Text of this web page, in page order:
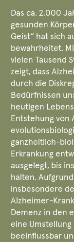
Das ca. 2.000
gesunden
Geist“ hat sich
bewahrheitet.
vielen Tausend
zeigt, dass
durch die
Bedürfnissen
heutigen
Entstehung von
ganzheitlich-
Erkrankung
ausgelegt, bis
halten.
insbesondere
Alzheimer-
Demenz in den
eine
beeinflussbar